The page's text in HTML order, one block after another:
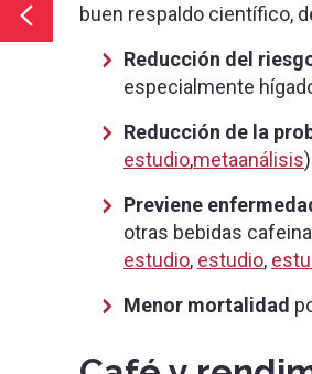
buen respaldo científico,
Reducción del
especialmente
Reducción de la
estudio,metaanálisis
Previene
otras bebidas
estudio, estudio,
Menor mortalidad